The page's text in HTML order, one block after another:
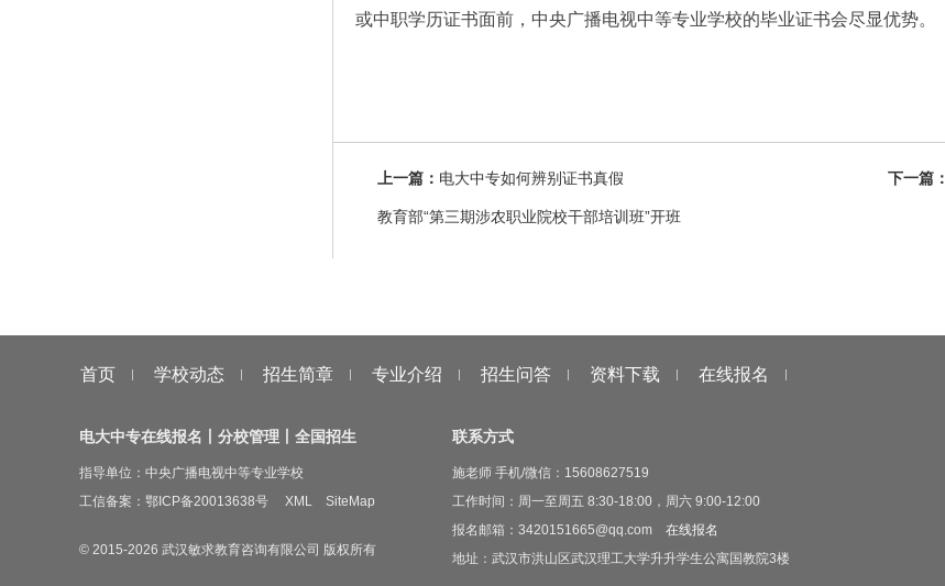
或中职学历证书面前，中央广播电视中等专业学校的毕业证书会尽显优势。
上一篇： 电大中专如何辨别证书真假 下一篇：
教育部“第三期涉农职业院校干部培训班”开班
首页 学校动态 招生简章 专业介绍 招生问答 资料下载 在线报名
电大中专在线报名丨分校管理丨全国招生
指导单位：中央广播电视中等专业学校
工信备案： 鄂ICP备20013638号 XML SiteMap
© 2015-2026 武汉敏求教育咨询有限公司 版权所有
联系方式
施老师 手机/微信：15608627519
工作时间：周一至周五 8:30-18:00，周六 9:00-12:00
报名邮箱：3420151665@qq.com 在线报名
地址：武汉市洪山区武汉理工大学升升学生公寓国教院3楼